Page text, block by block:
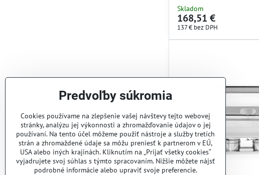
Skladom
168,51 €
137 € bez DPH
Predvoľby súkromia
Cookies používame na zlepšenie vašej návštevy tejto webovej
stránky, analýzu jej výkonnosti a zhromažďovanie údajov o jej
používaní. Na tento účel môžeme použiť nástroje a služby tretích
strán a zhromaždené údaje sa môžu preniesť k partnerom v EÚ,
USA alebo iných krajinách. Kliknutím na „Prijať všetky cookies“
vyjadrujete svoj súhlas s týmto spracovaním. Nižšie môžete nájsť
podrobné informácie alebo upraviť svoje preferencie.